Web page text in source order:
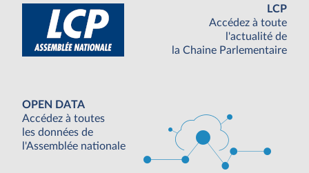
LCP
Accédez à toute
l'actualité de
la Chaine Parlementaire
OPEN DATA
Accédez à toutes
les données de
l'Assemblée nationale